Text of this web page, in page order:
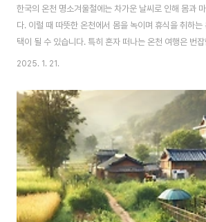
한국의 온천 명소겨울철에는 차가운 날씨로 인해 몸과
다. 이럴 때 따뜻한 온천에서 몸을 녹이며 휴식을 취하는
택이 될 수 있습니다. 특히 혼자 떠나는 온천 여행은 번
의 시간을 가질 수 있는 완벽한 힐링 방법입니다. 이번 글
에서 만나는 겨울 힐링1. 이천 테르메덴이천 테르메덴은
로 접근성이 뛰어난 독일식 온천 테마파크입니다. 실내
갖추고 있어 추운 겨울에도 따뜻한 물속에서 여유롭게
다. 특히, 이곳의 히노키탕은 피로를 풀고 몸을 이완시키
동: 실외 스파 풀 이용, ..
2025. 1. 21.